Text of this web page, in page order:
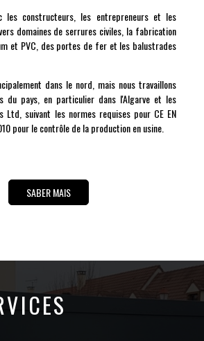
les constructeurs, les entrepreneurs et les
domaines de serrures civiles, la fabrication
et PVC, des portes de fer et les balustrades
dans le nord, mais nous travaillons
du pays, en particulier dans l'Algarve et les
Ltd, suivant les normes requises pour CE EN
pour le contrôle de la production en usine.
SABER MAIS